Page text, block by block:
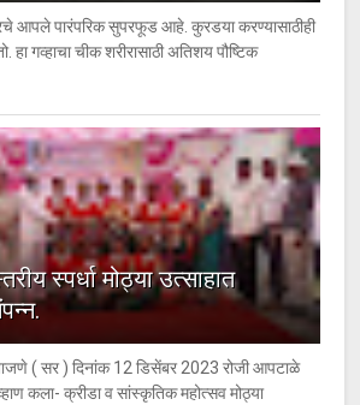
आपले पारंपरिक सुपरफूड आहे. कुरडया करण्यासाठीही
हा गव्हाचा चीक शरीरासाठी अतिशय पौष्टिक
स्पर्धा मोठ्या उत्साहात
ताजणे ( सर ) दिनांक 12 डिसेंबर 2023 रोजी आपटाळे
कला- क्रीडा व सांस्कृतिक महोत्सव मोठ्या